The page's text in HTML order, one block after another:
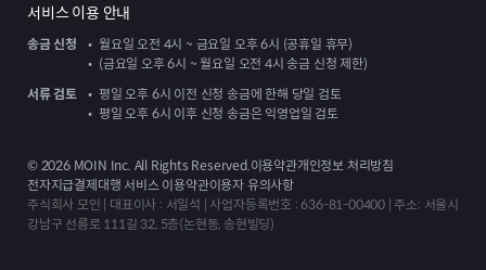
서비스 이용 안내
송금 신청
월요일 오전 4시 ~ 금요일 오후 6시 (공휴일 휴무)
(금요일 오후 6시 ~ 월요일 오전 4시 송금 신청 제한)
서류 검토
평일 오후 6시 이전 신청 송금에 한해 당일 검토
평일 오후 6시 이후 신청 송금은 익영업일 검토
© 2026MOIN Inc. All Rights Reserved.이용약관개인정보 처리방침
전자지급결제대행 서비스 이용약관이용자 유의사항
주식회사 모인 | 대표이사 : 서일석 | 사업자등록번호 : 636-81-00400 | 주소: 서울시
강남구 선릉로 111길 32, 5층(논현동, 송현빌딩)